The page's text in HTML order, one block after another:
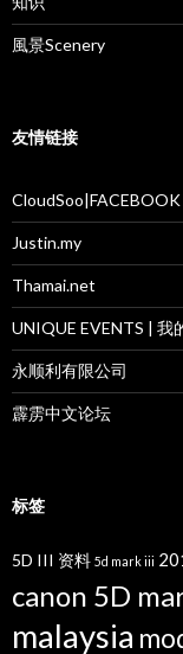
風景Scenery
友情链接
CloudSoo|FACEBOOK
Justin.my
Thamai.net
UNIQUE EVENTS | 我
永顺利有限公司
霹雳中文论坛
标签
5D III 资料 5d mark iii
canon 5D
malaysia